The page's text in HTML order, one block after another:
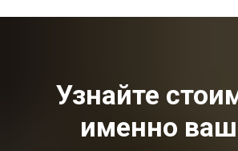
Узнайте
именно